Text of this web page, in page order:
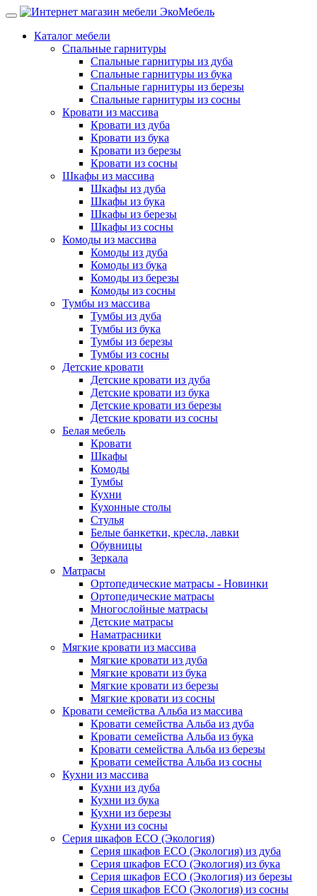
Каталог мебели
Спальные гарнитуры
Спальные гарнитуры из дуба
Спальные гарнитуры из бука
Спальные гарнитуры из березы
Спальные гарнитуры из сосны
Кровати из массива
Кровати из дуба
Кровати из бука
Кровати из березы
Кровати из сосны
Шкафы из массива
Шкафы из дуба
Шкафы из бука
Шкафы из березы
Шкафы из сосны
Комоды из массива
Комоды из дуба
Комоды из бука
Комоды из березы
Комоды из сосны
Тумбы из массива
Тумбы из дуба
Тумбы из бука
Тумбы из березы
Тумбы из сосны
Детские кровати
Детские кровати из дуба
Детские кровати из бука
Детские кровати из березы
Детские кровати из сосны
Белая мебель
Кровати
Шкафы
Комоды
Тумбы
Кухни
Кухонные столы
Стулья
Белые банкетки, кресла, лавки
Обувницы
Зеркала
Матрасы
Ортопедические матрасы - Новинки
Ортопедические матрасы
Многослойные матрасы
Детские матрасы
Наматрасники
Мягкие кровати из массива
Мягкие кровати из дуба
Мягкие кровати из бука
Мягкие кровати из березы
Мягкие кровати из сосны
Кровати семейства Альба из массива
Кровати семейства Альба из дуба
Кровати семейства Альба из бука
Кровати семейства Альба из березы
Кровати семейства Альба из сосны
Кухни из массива
Кухни из дуба
Кухни из бука
Кухни из березы
Кухни из сосны
Серия шкафов ECO (Экология)
Серия шкафов ECO (Экология) из дуба
Серия шкафов ECO (Экология) из бука
Серия шкафов ECO (Экология) из березы
Серия шкафов ECO (Экология) из сосны